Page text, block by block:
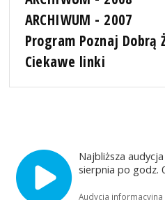
ARCHIWUM - 2007
Program Poznaj Dobrą
Ciekawe linki
Najbliższa
sierpnia po godz.
Audycja